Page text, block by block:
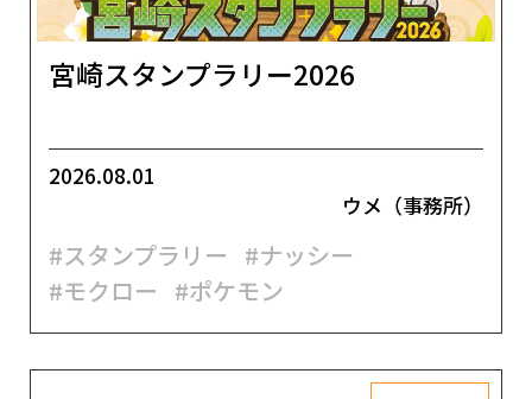
宮崎スタンプラリー2026
2026.08.01
ウメ（事務所）
#スタンプラリー #ナッシー
#モクロー #ポケモン